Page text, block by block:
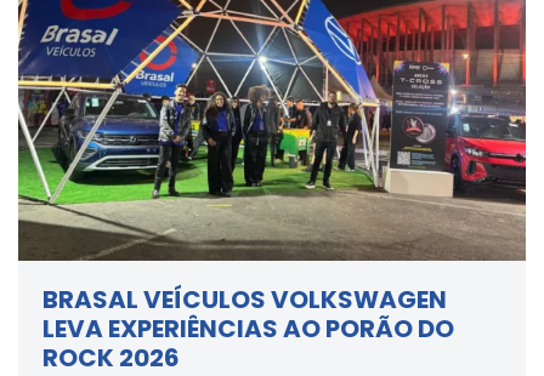
BRASAL VEÍCULOS VOLKSWAGEN
LEVA EXPERIÊNCIAS AO PORÃO DO
ROCK 2026